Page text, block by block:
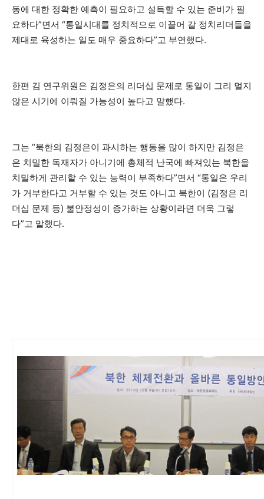
동에 대한 정확한 예측이 필요하고 설득할 수 있는 준비가 필
요하다”면서 “통일시대를 정치적으로 이끌어 갈 정치리더들을
제대로 육성하는 일도 매우 중요하다”고 부연했다.
한편 김 연구위원은 김정은의 리더십 문제로 통일이 그리 멀지
않은 시기에 이뤄질 가능성이 높다고 말했다.
그는 “북한의 김정은이 과시하는 행동을 많이 하지만 김정은
은 치밀한 독재자가 아니기에 총체적 난국에 빠져있는 북한을
치밀하게 관리할 수 있는 능력이 부족하다”면서 “통일은 우리
가 거부한다고 거부할 수 있는 것도 아니고 북한이 (김정은 리
더십 문제 등) 불안정성이 증가하는 상황이라면 더욱 그렇
다”고 말했다.